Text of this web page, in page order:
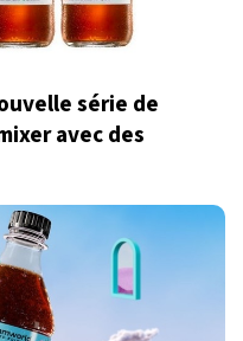
série de
avec des